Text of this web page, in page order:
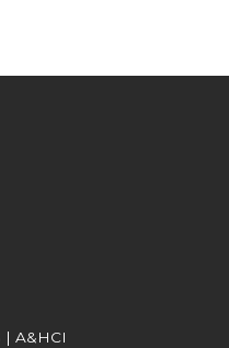
| A&HCI